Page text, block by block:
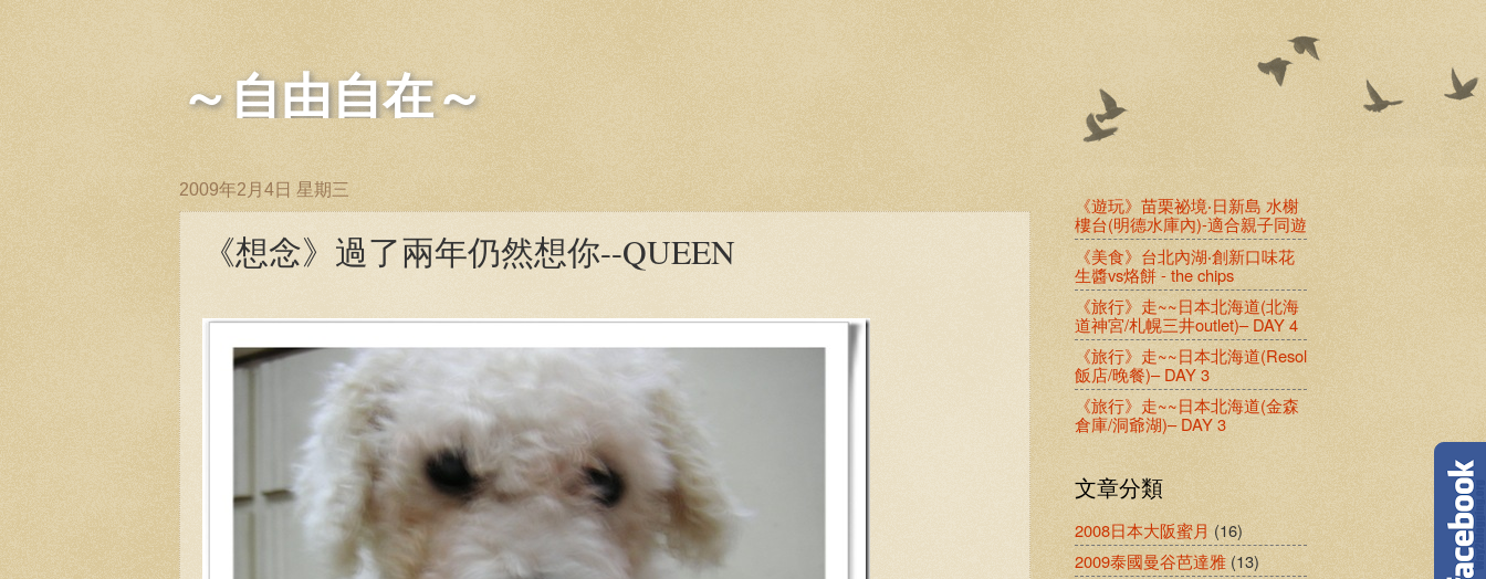
～自由自在～
2009年2月4日 星期三
《想念》過了兩年仍然想你--QUEEN
《遊玩》苗栗祕境‧日新島 水榭
樓台(明德水庫內)-適合親子同遊
《美食》台北內湖‧創新口味花
生醬vs烙餅 - the chips
《旅行》走~~日本北海道(北海
道神宮/札幌三井outlet)– DAY 4
《旅行》走~~日本北海道(Resol
飯店/晚餐)– DAY 3
《旅行》走~~日本北海道(金森
倉庫/洞爺湖)– DAY 3
文章分類
2008日本大阪蜜月 (16)
2009泰國曼谷芭達雅 (13)